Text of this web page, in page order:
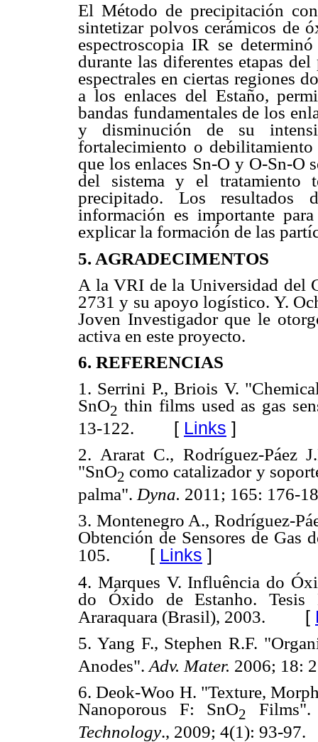
El Método de precipitación
sintetizar polvos cerámicos de
espectroscopia IR se
durante las diferentes etapas
espectrales en ciertas regiones
a los enlaces del Estaño,
bandas fundamentales de los
y disminución de su
fortalecimiento o
que los enlaces Sn-O y O-Sn-O
del sistema y el tratamiento
precipitado. Los
información es importante
explicar la formación de las
5. AGRADECIMENTOS
A la VRI de la Universidad del
2731 y su apoyo logístico. Y.
Joven Investigador que le
activa en este proyecto.
6. REFERENCIAS
1. Serrini P., Briois V.
SnO2 thin films used as gas
13-122. [ Links ]
2. Ararat C., Rodríguez-Páez
"SnO2 como catalizador y
palma". Dyna. 2011; 165: 176-
3. Montenegro A., Rodríguez-
Obtención de Sensores de Gas
105. [ Links ]
4. Marques V. Influência do
do Óxido de Estanho. Tesis
Araraquara (Brasil), 2003. [
5. Yang F., Stephen R.F.
Anodes". Adv. Mater. 2006; 18:
6. Deok-Woo H. "Texture,
Nanoporous F: SnO2
Technology., 2009; 4(1): 93-97.